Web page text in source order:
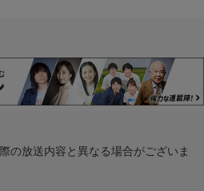
の放送内容と異なる場合がございま